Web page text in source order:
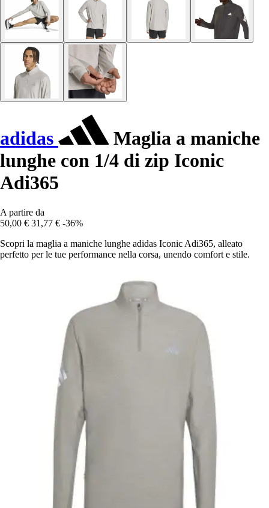
adidas
Maglia a maniche
lunghe con 1/4 di zip Iconic
Adi365
A partire da
50,00 € 31,77 € -36%
Scopri la maglia a maniche lunghe adidas Iconic Adi365, alleato
perfetto per le tue performance nella corsa, unendo comfort e stile.